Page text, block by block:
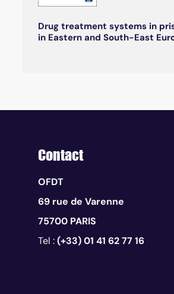
Drug treatment systems in
in Eastern and South-East
Contact
OFDT
69 rue de Varenne
75700 PARIS
Tel :(+33) 01 41 62 77 16